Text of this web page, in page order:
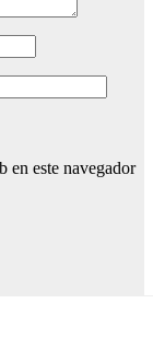
en este navegador